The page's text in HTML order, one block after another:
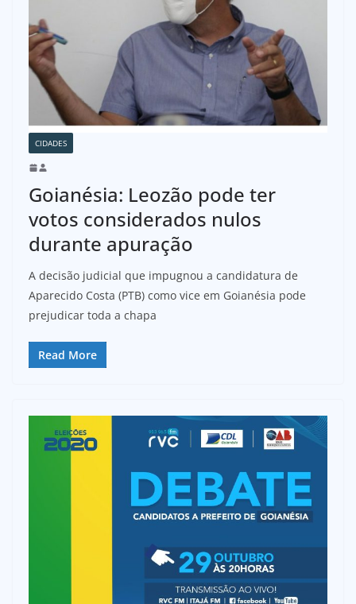
CIDADES
Goianésia: Leozão pode ter
votos considerados nulos
durante apuração
A decisão judicial que impugnou a candidatura de
Aparecido Costa (PTB) como vice em Goianésia pode
prejudicar toda a chapa
Read More